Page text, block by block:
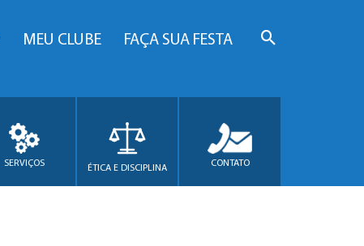
MEU CLUBE FAÇA SUA FESTA
SERVIÇOS ÉTICA E DISCIPLINA CONTATO